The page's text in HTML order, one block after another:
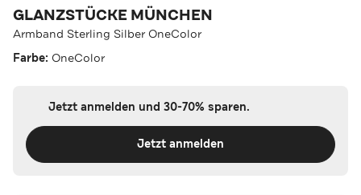
GLANZSTÜCKE MÜNCHEN
Armband Sterling Silber OneColor
Farbe: OneColor
Jetzt anmelden und 30-70% sparen.
Jetzt anmelden